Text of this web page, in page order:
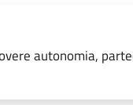
autonomia,